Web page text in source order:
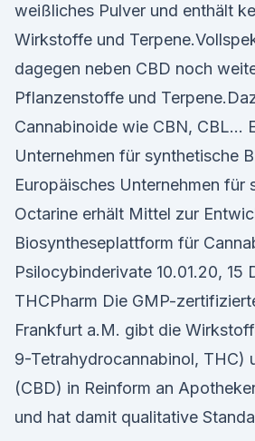
weißliches Pulver und enthält
Wirkstoffe und
dagegen neben CBD noch
Pflanzenstoffe und
Cannabinoide wie CBN, CBL…
Unternehmen für synthetische
Europäisches Unternehmen für
Octarine erhält Mittel zur
Biosyntheseplattform für
Psilocybinderivate 10.01.20, 15
THCPharm Die GMP-
Frankfurt a.M. gibt die
9-Tetrahydrocannabinol, THC)
(CBD) in Reinform an
und hat damit qualitative